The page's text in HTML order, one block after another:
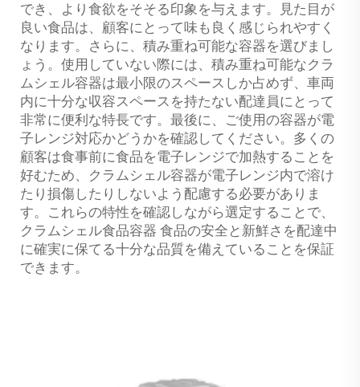
でき、より食欲をそそる印象を与えます。見た目が
良い食品は、顧客にとって味も良く感じられやすく
なります。さらに、積み重ね可能な容器を選びまし
ょう。使用していない際には、積み重ね可能なクラ
ムシェル容器は最小限のスペースしか占めず、車両
内に十分な収容スペースを持たない配達員にとって
非常に便利な特長です。最後に、ご使用の容器が電
子レンジ対応かどうかを確認してください。多くの
顧客は食事前に食品を電子レンジで加熱することを
好むため、クラムシェル容器が電子レンジ内で溶け
たり損傷したりしないよう配慮する必要がありま
す。これらの特性を確認しながら選定することで、
クラムシェル食品容器 食品の安全と新鮮さを配達中
に確実に保てる十分な品質を備えていることを保証
できます。